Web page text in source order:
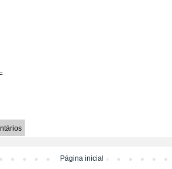
Página inicial